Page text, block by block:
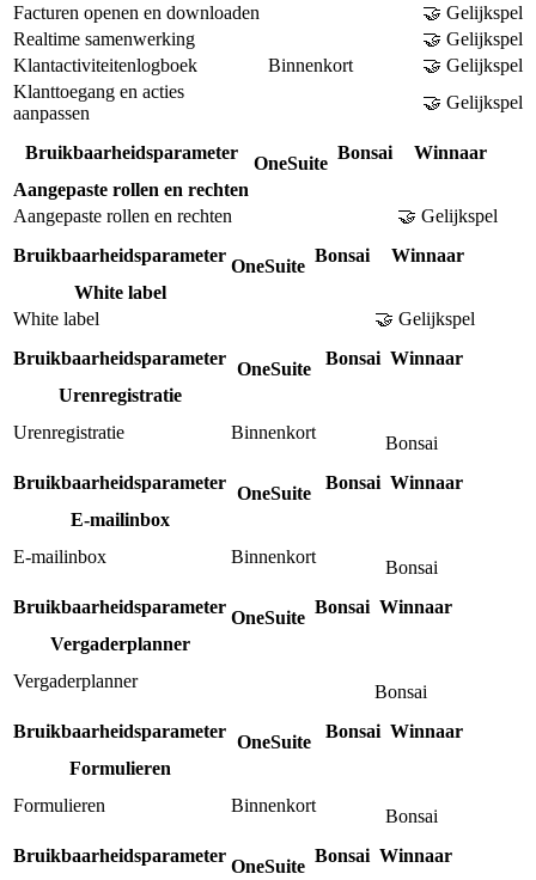
Facturen openen en downloaden
🤝 Gelijkspel
Realtime samenwerking
🤝 Gelijkspel
Klantactiviteitenlogboek
Binnenkort
🤝 Gelijkspel
Klanttoegang en acties
aanpassen
🤝 Gelijkspel
Bruikbaarheidsparameter
OneSuite
Bonsai
Winnaar
Aangepaste rollen en rechten
Aangepaste rollen en rechten
🤝 Gelijkspel
Bruikbaarheidsparameter
OneSuite
Bonsai
Winnaar
White label
White label
🤝 Gelijkspel
Bruikbaarheidsparameter
OneSuite
Bonsai Winnaar
Urenregistratie
Urenregistratie
Binnenkort
Bonsai
Bruikbaarheidsparameter
OneSuite
Bonsai Winnaar
E-mailinbox
E-mailinbox
Binnenkort
Bonsai
Bruikbaarheidsparameter
OneSuite
Bonsai Winnaar
Vergaderplanner
Vergaderplanner
Bonsai
Bruikbaarheidsparameter
OneSuite
Bonsai Winnaar
Formulieren
Formulieren
Binnenkort
Bonsai
Bruikbaarheidsparameter
OneSuite
Bonsai Winnaar